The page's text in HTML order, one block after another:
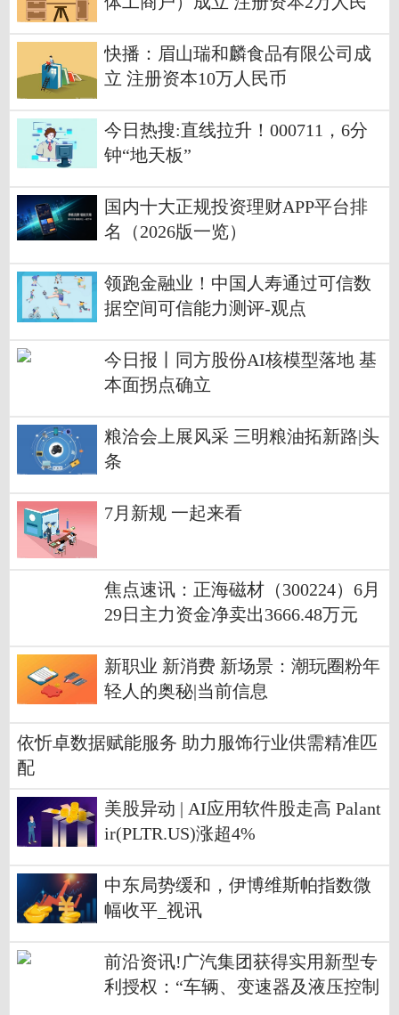
快播：眉山瑞和麟食品有限公司成
立 注册资本10万人民币
今日热搜:直线拉升！000711，6分
钟“地天板”
国内十大正规投资理财APP平台排
名（2026版一览）
领跑金融业！中国人寿通过可信数
据空间可信能力测评-观点
今日报丨同方股份AI核模型落地 基
本面拐点确立
粮洽会上展风采 三明粮油拓新路|头
条
7月新规 一起来看
焦点速讯：正海磁材（300224）6月
29日主力资金净卖出3666.48万元
新职业 新消费 新场景：潮玩圈粉年
轻人的奥秘|当前信息
依忻卓数据赋能服务 助力服饰行业供需精准匹
配
美股异动 | AI应用软件股走高 Palant
ir(PLTR.US)涨超4%
中东局势缓和，伊博维斯帕指数微
幅收平_视讯
前沿资讯!广汽集团获得实用新型专
利授权：“车辆、变速器及液压控制